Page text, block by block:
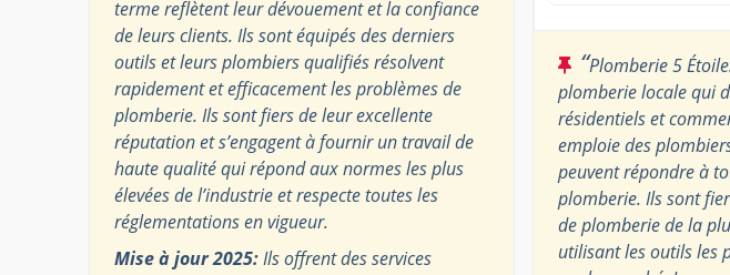
terme reflètent leur dévouement et la confiance
de leurs clients. Ils sont équipés des derniers
outils et leurs plombiers qualifiés résolvent
rapidement et efficacement les problèmes de
plomberie. Ils sont fiers de leur excellente
réputation et s’engagent à fournir un travail de
haute qualité qui répond aux normes les plus
élevées de l’industrie et respecte toutes les
réglementations en vigueur.
Mise à jour 2025:Ils offrent des services
“Plomberie 5
plomberie locale qui
résidentiels et
emploie des
peuvent répondre à
plomberie. Ils sont
de plomberie de la
utilisant les outils les